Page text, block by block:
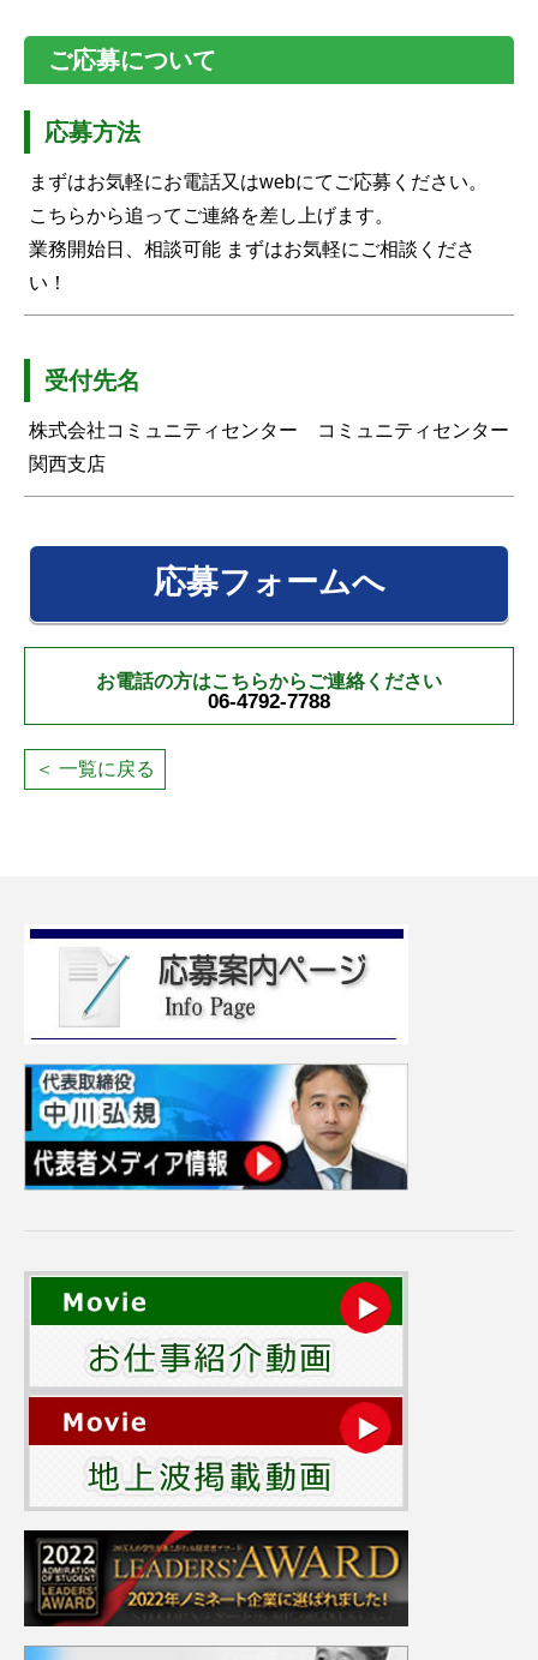
ご応募について
応募方法
まずはお気軽にお電話又はwebにてご応募ください。
こちらから追ってご連絡を差し上げます。
業務開始日、相談可能 まずはお気軽にご相談くださ
い！
受付先名
株式会社コミュニティセンター コミュニティセンター
関西支店
応募フォームへ
お電話の方はこちらからご連絡ください
06-4792-7788
＜ 一覧に戻る